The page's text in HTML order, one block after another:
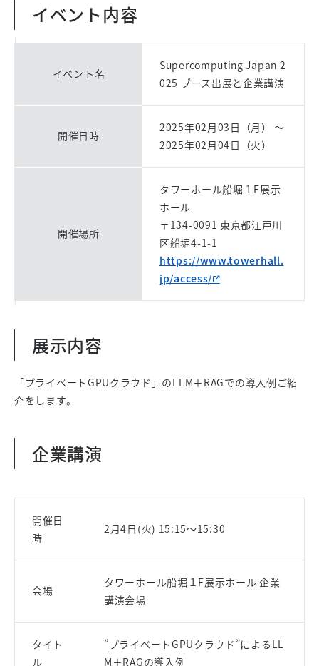
イベント内容
イベント名
Supercomputing Japan 2
025 ブース出展と企業講演
開催日時
2025年02月03日（月） ～
2025年02月04日（火）
開催場所
タワーホール船堀１F展示
ホール
〒134-0091 東京都江戸川
区船堀4-1-1
https://www.towerhall.
jp/access/
展示内容
「プライベートGPUクラウド」のLLM＋RAGでの導入例ご紹
介をします。
企業講演
開催日
時
2月4日(火) 15:15～15:30
会場
タワーホール船堀１F展示ホール 企業
講演会場
タイト
ル
”プライベートGPUクラウド”によるLL
M＋RAGの導入例